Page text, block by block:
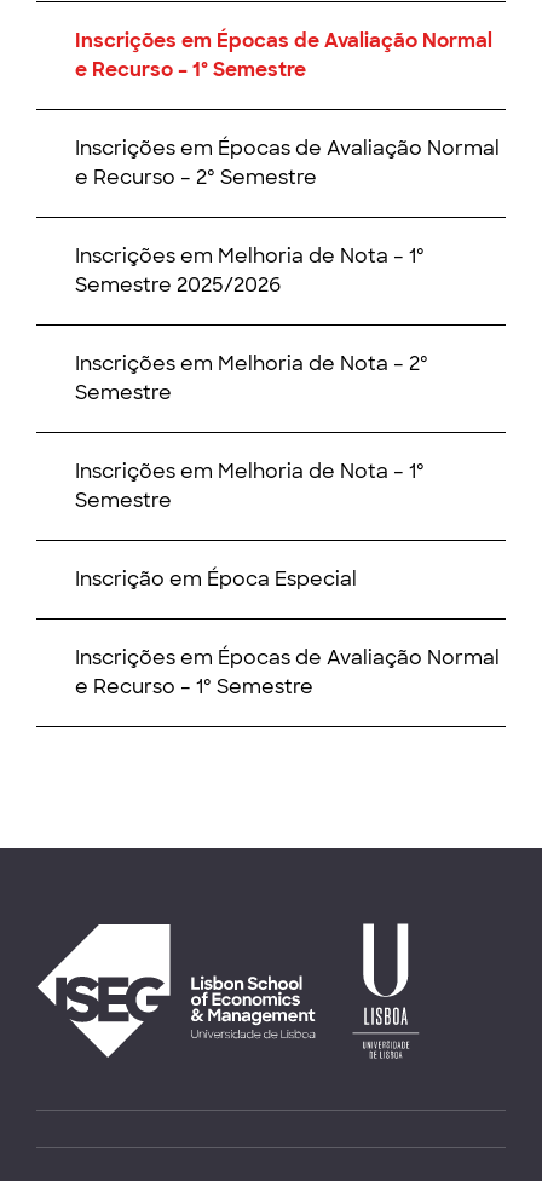
Inscrições em Épocas de Avaliação Normal
e Recurso – 1º Semestre
Inscrições em Épocas de Avaliação Normal
e Recurso – 2º Semestre
Inscrições em Melhoria de Nota – 1º
Semestre 2025/2026
Inscrições em Melhoria de Nota – 2º
Semestre
Inscrições em Melhoria de Nota – 1º
Semestre
Inscrição em Época Especial
Inscrições em Épocas de Avaliação Normal
e Recurso – 1º Semestre